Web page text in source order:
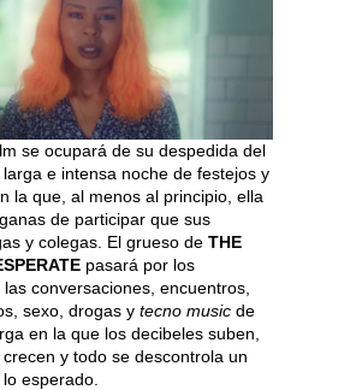
se ocupará de su despedida del
e intensa noche de festejos y
la que, al menos al principio, ella
de participar que sus
y colegas. El grueso de THE
pasará por los
conversaciones, encuentros,
sexo, drogas y tecno music de
en la que los decibeles suben,
y todo se descontrola un
esperado.